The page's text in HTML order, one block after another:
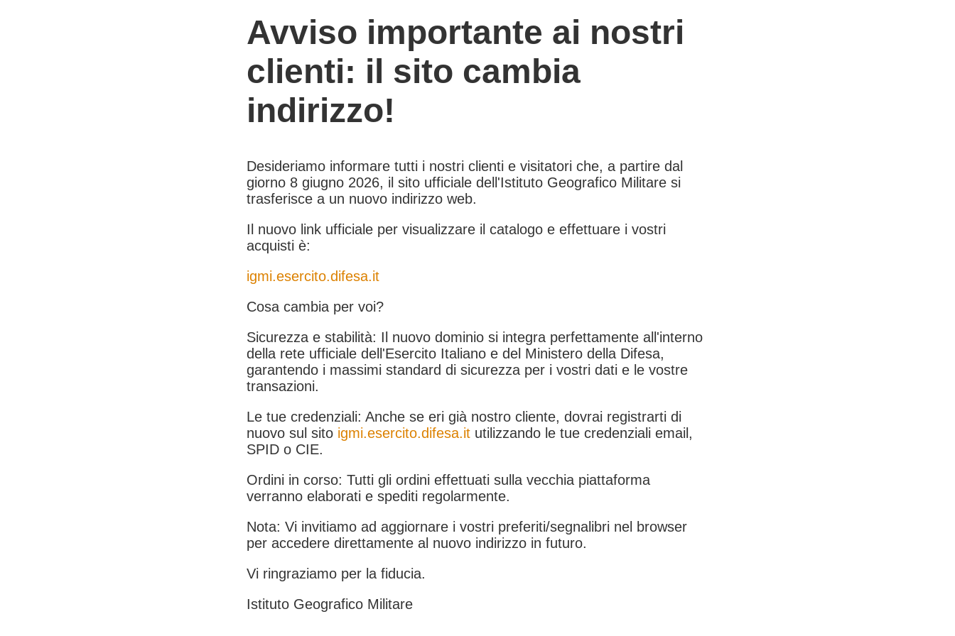
Avviso importante ai nostri
clienti: il sito cambia
indirizzo!
Desideriamo informare tutti i nostri clienti e visitatori che, a partire dal
giorno 8 giugno 2026, il sito ufficiale dell'Istituto Geografico Militare si
trasferisce a un nuovo indirizzo web.
Il nuovo link ufficiale per visualizzare il catalogo e effettuare i vostri
acquisti è:
igmi.esercito.difesa.it
Cosa cambia per voi?
Sicurezza e stabilità: Il nuovo dominio si integra perfettamente all'interno
della rete ufficiale dell'Esercito Italiano e del Ministero della Difesa,
garantendo i massimi standard di sicurezza per i vostri dati e le vostre
transazioni.
Le tue credenziali: Anche se eri già nostro cliente, dovrai registrarti di
nuovo sul sito igmi.esercito.difesa.it utilizzando le tue credenziali email,
SPID o CIE.
Ordini in corso: Tutti gli ordini effettuati sulla vecchia piattaforma
verranno elaborati e spediti regolarmente.
Nota: Vi invitiamo ad aggiornare i vostri preferiti/segnalibri nel browser
per accedere direttamente al nuovo indirizzo in futuro.
Vi ringraziamo per la fiducia.
Istituto Geografico Militare